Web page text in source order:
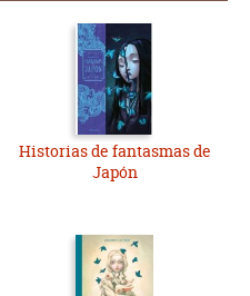
Historias de fantasmas de
Japón